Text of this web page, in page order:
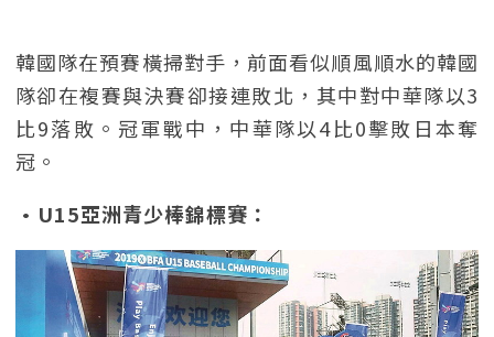
韓國隊在預賽橫掃對手，前面看似順風順水的韓國
隊卻在複賽與決賽卻接連敗北，其中對中華隊以3
比9落敗。冠軍戰中，中華隊以4比0擊敗日本奪
冠。
•U15亞洲青少棒錦標賽：